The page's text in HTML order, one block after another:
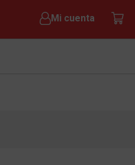
Mi cuenta